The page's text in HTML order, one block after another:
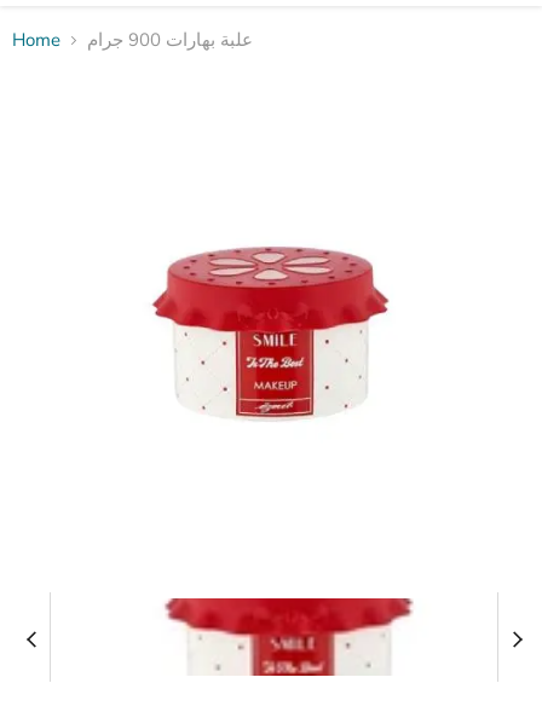
Home علبة بهارات 900 جرام